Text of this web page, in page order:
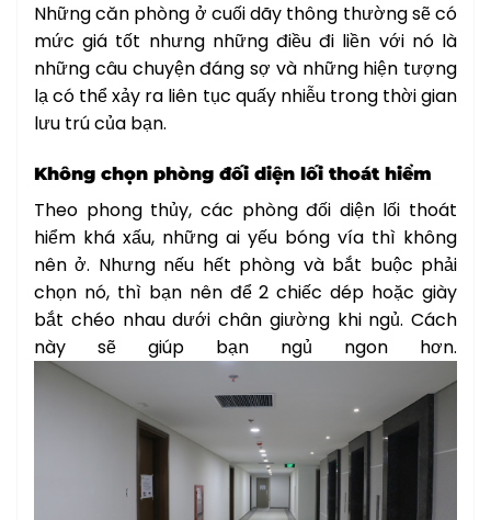
Những căn phòng ở cuối dãy thông thường sẽ có
mức giá tốt nhưng những điều đi liền với nó là
những câu chuyện đáng sợ và những hiện tượng
lạ có thể xảy ra liên tục quấy nhiễu trong thời gian
lưu trú của bạn.
Không chọn phòng đối diện lối thoát hiểm
Theo phong thủy, các phòng đối diện lối thoát
hiểm khá xấu, những ai yếu bóng vía thì không
nên ở. Nhưng nếu hết phòng và bắt buộc phải
chọn nó, thì bạn nên để 2 chiếc dép hoặc giày
bắt chéo nhau dưới chân giường khi ngủ. Cách
này sẽ giúp bạn ngủ ngon hơn.